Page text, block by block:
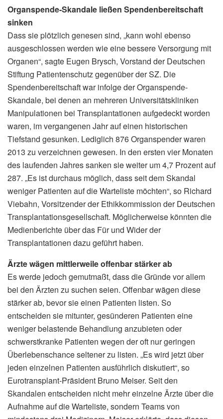
Organspende-Skandale ließen Spendenbereitschaft
sinken
Dass sie plötzlich genesen sind, „kann wohl ebenso
ausgeschlossen werden wie eine bessere Versorgung mit
Organen“, sagte Eugen Brysch, Vorstand der Deutschen
Stiftung Patientenschutz gegenüber der SZ. Die
Spendenbereitschaft war infolge der Organspende-
Skandale, bei denen an mehreren Universitätskliniken
Manipulationen bei Transplantationen aufgedeckt worden
waren, im vergangenen Jahr auf einen historischen
Tiefstand gesunken. Lediglich 876 Organspender waren
2013 zu verzeichnen gewesen. In den ersten vier Monaten
des laufenden Jahres sanken sie weiter um 4,7 Prozent auf
287. „Es ist durchaus möglich, dass seit dem Skandal
weniger Patienten auf die Warteliste möchten“, so Richard
Viebahn, Vorsitzender der Ethikkommission der Deutschen
Transplantationsgesellschaft. Möglicherweise könnten die
Medienberichte über das Für und Wider der
Transplantationen dazu geführt haben.
Ärzte wägen mittlerweile offenbar stärker ab
Es werde jedoch gemutmaßt, dass die Gründe vor allem
bei den Ärzten zu suchen seien. Offenbar wägen diese
stärker ab, bevor sie einen Patienten listen. So
entscheiden sie mitunter, gesünderen Patienten eine
weniger belastende Behandlung anzubieten oder
schwerstkranke Patienten wegen der oft nur geringen
Überlebenschance seltener zu listen. „Es wird jetzt über
jeden einzelnen Patienten ausführlich diskutiert“, so
Eurotransplant-Präsident Bruno Meiser. Seit den
Skandalen entscheiden nicht mehr einzelne Ärzte über die
Aufnahme auf die Warteliste, sondern Teams von